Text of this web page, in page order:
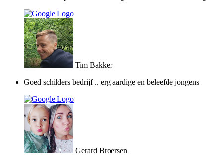
Tim Bakker
Goed schilders bedrijf .. erg aardige en beleefde jongens
Gerard Broersen